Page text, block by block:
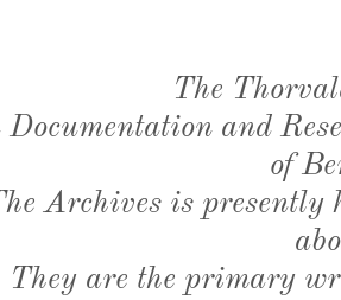
The
Documentation and
of
Archives is presently
They are the primary